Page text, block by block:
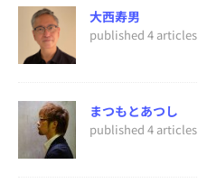
大西寿男
published 4 articles
まつもとあつし
published 4 articles